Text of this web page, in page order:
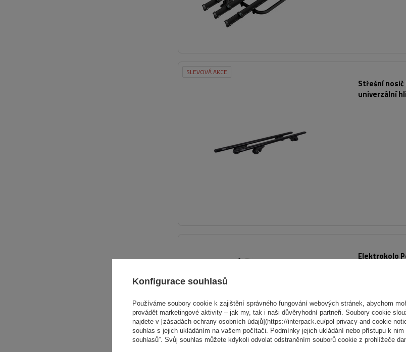
SLEVOVÁ AKCE
Střešní nosič
univerzální
Elektrokolo
Nosnost nosiče
kompatibilní s
hliníková
Konfigurace souhlasů
Používáme soubory cookie k zajištění správného fungování webových stránek, abychom
provádět marketingové aktivity – jak my, tak i naši důvěryhodní partneři. Soubory cookie
najdete v [zásadách ochrany osobních údajů](https://interpack.eu/pol-privacy-and-cookie-
souhlas s jejich ukládáním na vašem počítači. Podmínky jejich ukládání nebo přístupu k
souhlasů”. Svůj souhlas můžete kdykoli odvolat odstraněním souborů cookie z prohlížeče